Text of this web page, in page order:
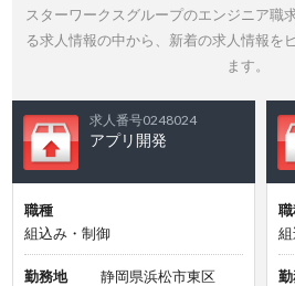
スターワークスグループのエンジニア職
る求人情報の中から、新着の求人情報を
ます。
求人番号0248024
アプリ開発
職種
組込み・制御
勤務地 静岡県浜松市東区